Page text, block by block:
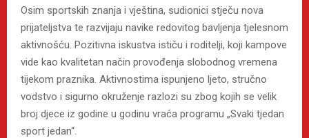
Osim sportskih znanja i vještina, sudionici stječu nova
prijateljstva te razvijaju navike redovitog bavljenja tjelesnom
aktivnošću. Pozitivna iskustva ističu i roditelji, koji kampove
vide kao kvalitetan način provođenja slobodnog vremena
tijekom praznika. Aktivnostima ispunjeno ljeto, stručno
vodstvo i sigurno okruženje razlozi su zbog kojih se velik
broj djece iz godine u godinu vraća programu „Svaki tjedan
sport jedan“.